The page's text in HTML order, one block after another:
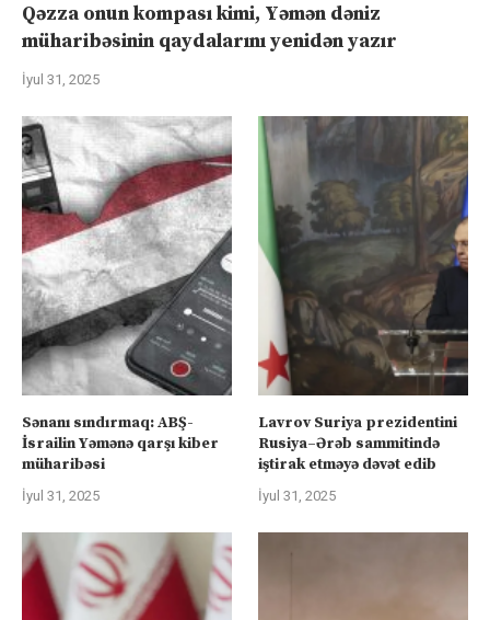
Qəzza onun kompası kimi, Yəmən dəniz
müharibəsinin qaydalarını yenidən yazır
İyul 31, 2025
Sənanı sındırmaq: ABŞ-
İsrailin Yəmənə qarşı kiber
müharibəsi
İyul 31, 2025
Lavrov Suriya prezidentini
Rusiya–Ərəb sammitində
iştirak etməyə dəvət edib
İyul 31, 2025